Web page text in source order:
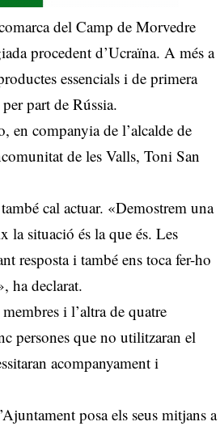
del Camp de Morvedre
procedent d’Ucraïna. A més a
essencials i de primera
part de Rússia.
en companyia de l’alcalde de
de les Valls, Toni San
cal actuar. «Demostrem una
la situació és la que és. Les
resposta i també ens toca fer-ho
ha declarat.
i l’altra de quatre
persones que no utilitzaran el
acompanyament i
posa els seus mitjans a